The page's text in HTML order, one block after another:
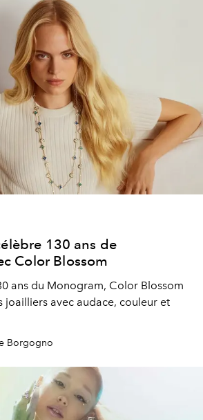
130 ans de
Color Blossom
ans du Monogram, Color Blossom
joailliers avec audace, couleur et
Borgogno